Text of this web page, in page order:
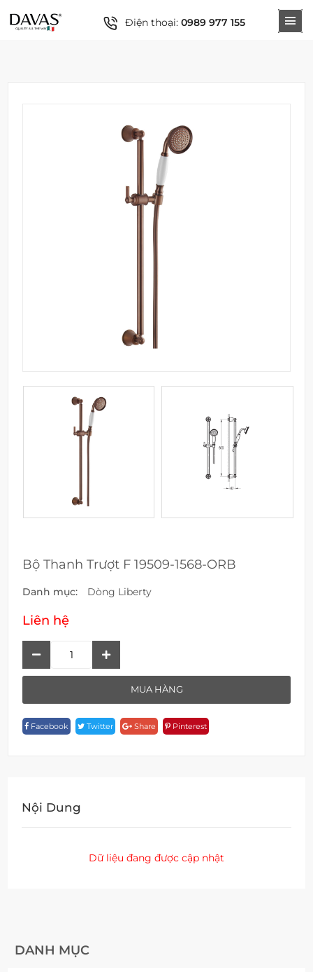
Điện thoại: 0989 977 155
DANH MỤC
Bộ Thanh Trượt F 19509-1568-ORB
Danh mục: Dòng Liberty
Liên hệ
19509-
1568-
MUA HÀNG
Facebook Twitter Share Pinterest
Nội Dung
Dữ liệu đang được cập nhật